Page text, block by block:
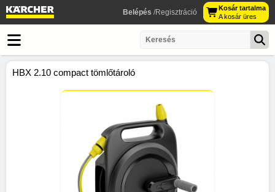
Belépés /Regisztráció
Kosár tartalma
A kosár üres
HBX 2.10 compact tömlőtároló